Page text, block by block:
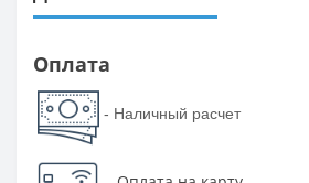
Оплата
- Наличный расчет